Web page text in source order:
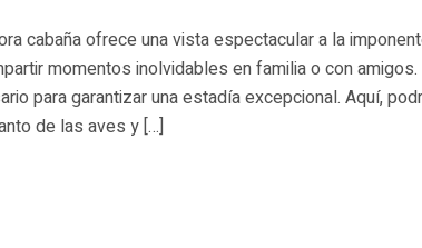
cabaña ofrece una vista espectacular a la
momentos inolvidables en familia o con
para garantizar una estadía excepcional. Aquí,
de las aves y […]